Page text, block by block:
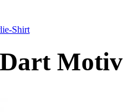
Shirt
Motiv